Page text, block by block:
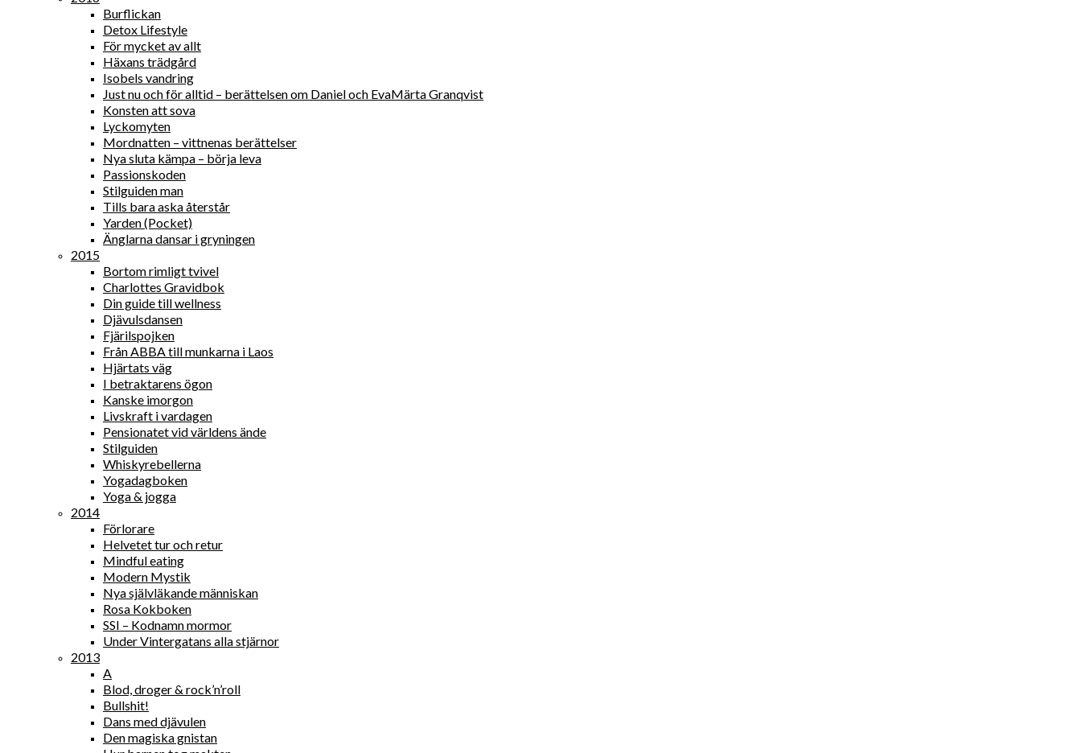
Burflickan
Detox Lifestyle
För mycket av allt
Häxans trädgård
Isobels vandring
Just nu och för alltid – berättelsen om Daniel och EvaMärta Granqvist
Konsten att sova
Lyckomyten
Mordnatten – vittnenas berättelser
Nya sluta kämpa – börja leva
Passionskoden
Stilguiden man
Tills bara aska återstår
Yarden (Pocket)
Änglarna dansar i gryningen
2015
Bortom rimligt tvivel
Charlottes Gravidbok
Din guide till wellness
Djävulsdansen
Fjärilspojken
Från ABBA till munkarna i Laos
Hjärtats väg
I betraktarens ögon
Kanske imorgon
Livskraft i vardagen
Pensionatet vid världens ände
Stilguiden
Whiskyrebellerna
Yogadagboken
Yoga & jogga
2014
Förlorare
Helvetet tur och retur
Mindful eating
Modern Mystik
Nya självläkande människan
Rosa Kokboken
SSI – Kodnamn mormor
Under Vintergatans alla stjärnor
2013
A
Blod, droger & rock’n’roll
Bullshit!
Dans med djävulen
Den magiska gnistan